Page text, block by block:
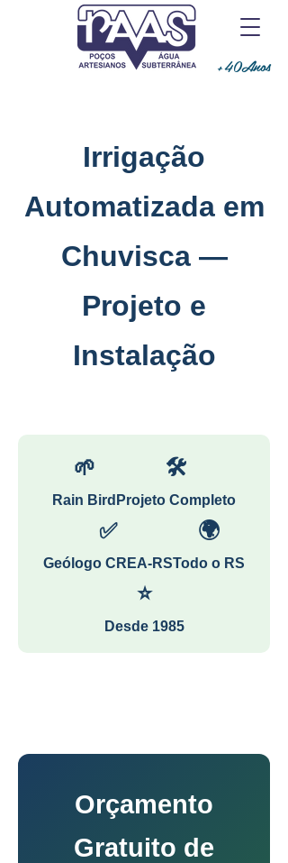
+40Anos
Irrigação
Automatizada em
Chuvisca —
Projeto e
Instalação
🌱
Rain Bird
🛠
Projeto Completo
✅
Geólogo CREA-RS
🌍
Todo o RS
⭐
Desde 1985
Orçamento
Gratuito de